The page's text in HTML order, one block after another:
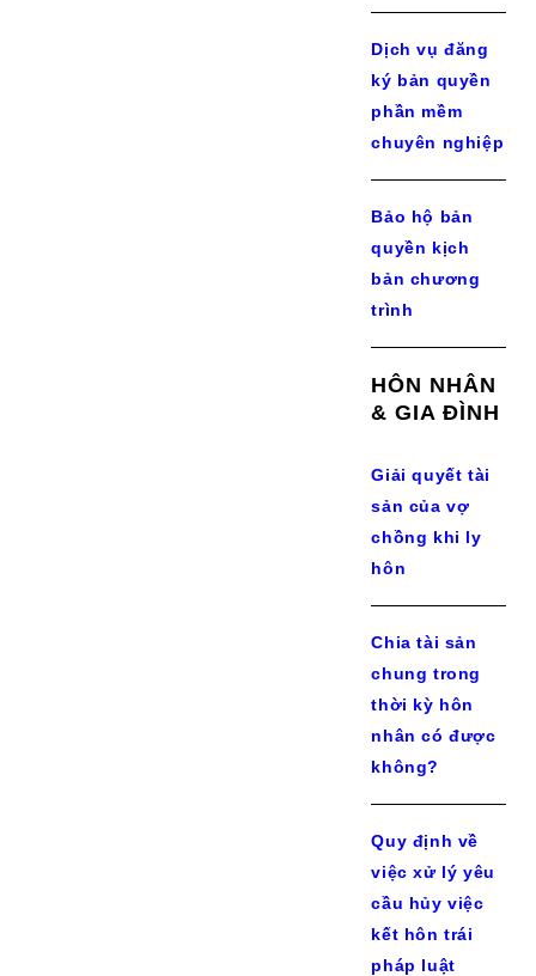
Dịch vụ đăng
ký bản quyền
phần mềm
chuyên nghiệp
Bảo hộ bản
quyền kịch
bản chương
trình
HÔN NHÂN
& GIA ĐÌNH
Giải quyết tài
sản của vợ
chồng khi ly
hôn
Chia tài sản
chung trong
thời kỳ hôn
nhân có được
không?
Quy định về
việc xử lý yêu
cầu hủy việc
kết hôn trái
pháp luật